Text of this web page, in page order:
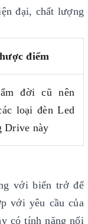
đại, chất lượng
điểm
đời cũ nên
loại đèn Led
Drive này
với biến trở để
với yêu cầu của
có tính năng nổi